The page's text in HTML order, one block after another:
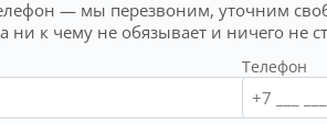
— мы перезвоним, уточним
ни к чему не обязывает и ничего не
Телефон